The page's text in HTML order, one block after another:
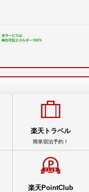
楽天トラベル
簡単宿泊予約！
楽天PointClub